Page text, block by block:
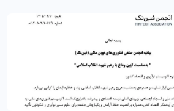
فرصت برای سرمایه‌گذاری در زمینه ارزهای
مونگ کوین رابکس، کاربران می توانند
روش های متنوع، مانند نمودار خطی و کندل،